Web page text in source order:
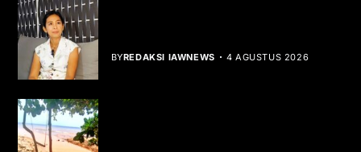
BYREDAKSI IAWNEWS 4 AGUSTUS 2026